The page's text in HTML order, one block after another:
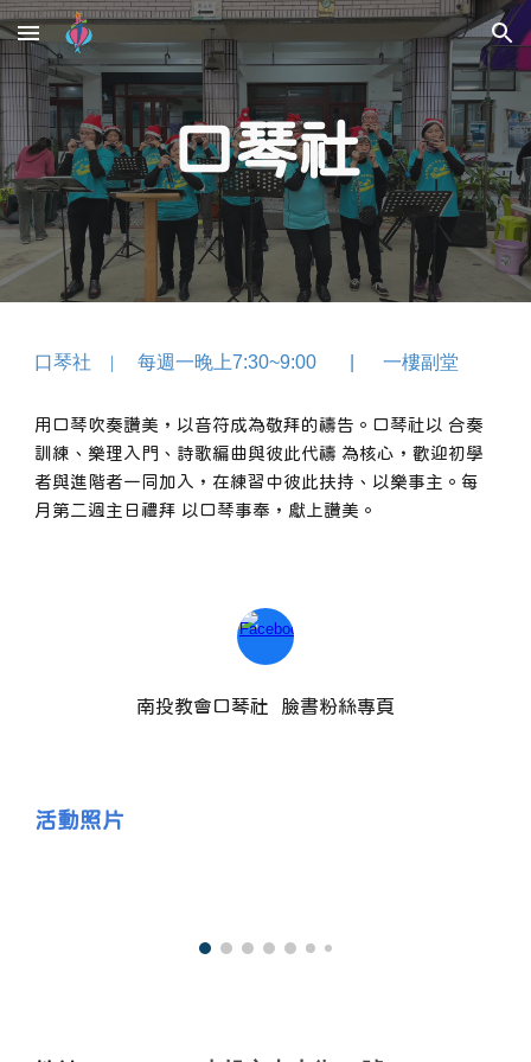
Skip to main content Skip to navigation
口琴社
口琴社 | 每週一晚上7:30~9:00 |一樓副堂
用口琴吹奏讚美，以音符成為敬拜的禱告。口琴社以 合奏
訓練、樂理入門、詩歌編曲與彼此代禱 為核心，歡迎初學
者與進階者一同加入，在練習中彼此扶持、以樂事主。每
月第二週主日禮拜 以口琴事奉，獻上讚美。
南投教會口琴社 臉書粉絲專頁
活動照片